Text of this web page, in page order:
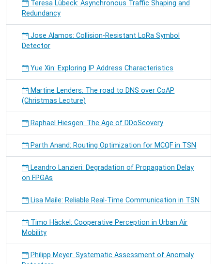
Teresa Lübeck: Asynchronous Traffic Shaping and
Redundancy
Jose Alamos: Collision-Resistant LoRa Symbol
Detector
Yue Xin: Exploring IP Address Characteristics
Martine Lenders: The road to DNS over CoAP
(Christmas Lecture)
Raphael Hiesgen: The Age of DDoScovery
Parth Anand: Routing Optimization for MCQF in TSN
Leandro Lanzieri: Degradation of Propagation Delay
on FPGAs
Lisa Maile: Reliable Real-Time Communication in TSN
Timo Häckel: Cooperative Perception in Urban Air
Mobility
Philipp Meyer: Systematic Assessment of Anomaly